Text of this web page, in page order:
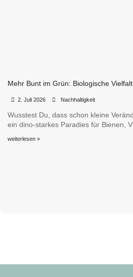
Mehr Bunt im Grün: Biologische
2. Juli 2026 Nachhaltigkeit
Wusstest Du, dass schon kleine
ein dino-starkes Paradies für Bienen,
weiterlesen »